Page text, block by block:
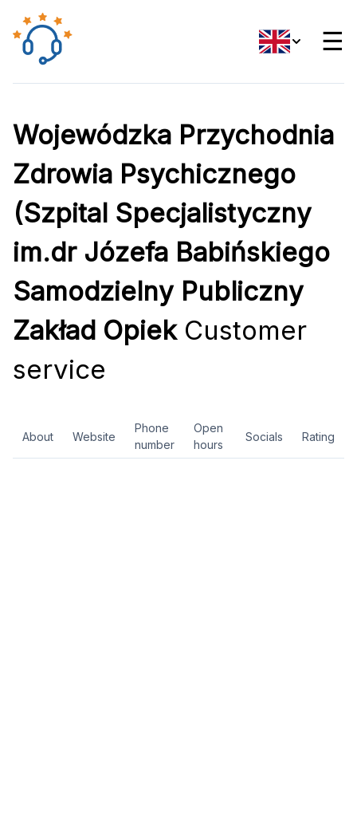
☰
Wojewódzka Przychodnia
Zdrowia Psychicznego
(Szpital Specjalistyczny
im.dr Józefa Babińskiego
Samodzielny Publiczny
Zakład OpiekCustomer
service
About Website
Phone
number
Open
hours
Socials Rating